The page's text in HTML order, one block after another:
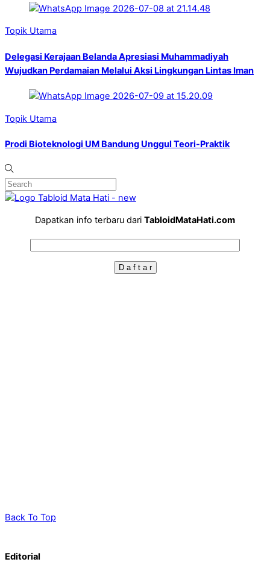
Topik Utama
Delegasi Kerajaan Belanda Apresiasi Muhammadiyah
Wujudkan Perdamaian Melalui Aksi Lingkungan Lintas Iman
Topik Utama
Prodi Bioteknologi UM Bandung Unggul Teori-Praktik
Dapatkan info terbaru dari TabloidMataHati.com
Back To Top
Editorial